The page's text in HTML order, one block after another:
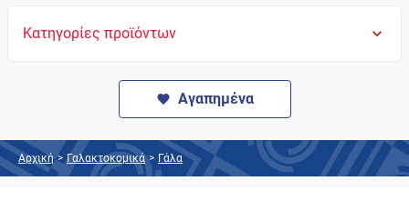
Κατηγορίες προϊόντων
Αγαπημένα
Αρχική > Γαλακτοκομικά > Γάλα